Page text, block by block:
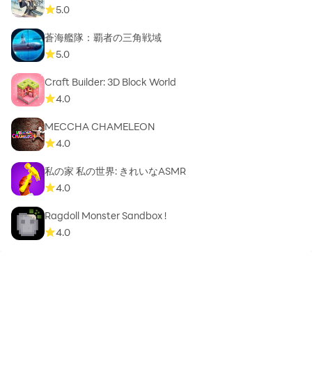
5.0
蒼海艦隊：覇者の三角戦域
5.0
Craft Builder: 3D Block World
4.0
MECCHA CHAMELEON
4.0
私の家 私の世界: きれいなASMR
4.0
Ragdoll Monster Sandbox !
4.0